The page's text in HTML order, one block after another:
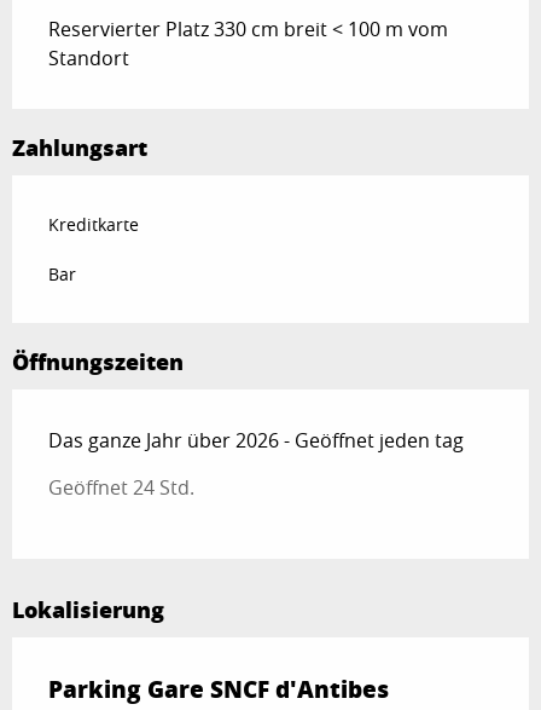
Reservierter Platz 330 cm breit < 100 m vom
Standort
Zahlungsart
Kreditkarte
Bar
Öffnungszeiten
Das ganze Jahr über 2026 - Geöffnet jeden tag
Geöffnet 24 Std.
Lokalisierung
Parking Gare SNCF d'Antibes